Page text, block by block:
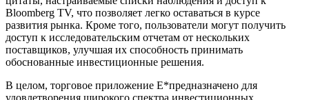
Bloomberg TV, что позволяет легко оставаться в курсе
развития рынка. Кроме того, пользователи могут получить
доступ к исследовательским отчетам от нескольких
поставщиков, улучшая их способность принимать
обоснованные инвестиционные решения.
В целом, торговое приложение E*предназначено для
удовлетворения широкого спектра инвестиционных